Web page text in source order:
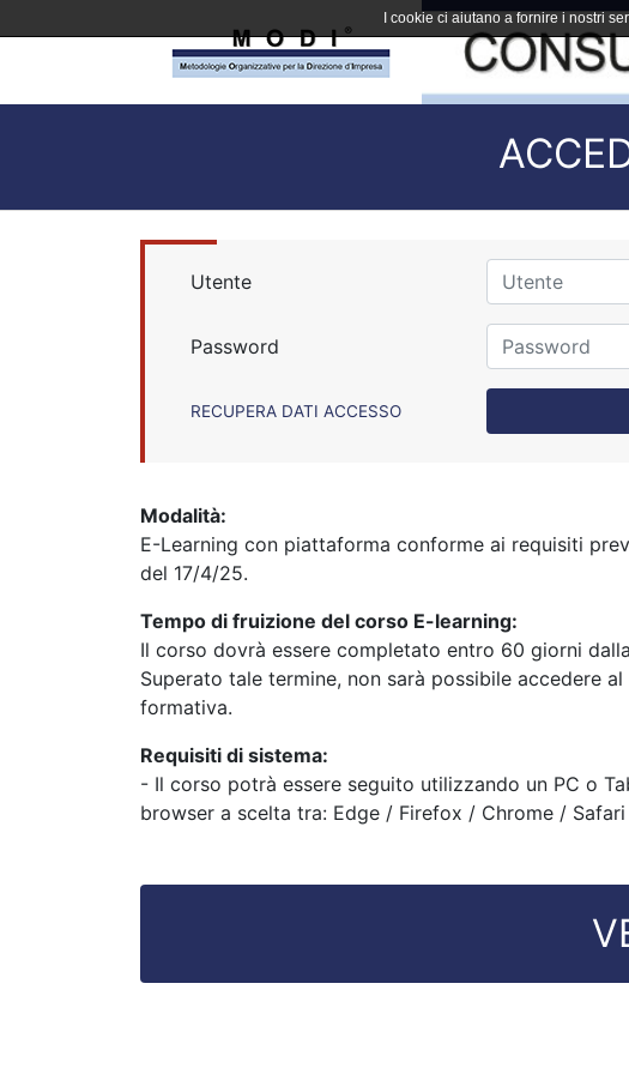
Utente
Password
RECUPERA DATI ACCESSO
Modalità:
E-Learning con piattaforma conforme ai requisiti
del 17/4/25.
Tempo di fruizione del corso E-learning:
Il corso dovrà essere completato entro 60 giorni
Superato tale termine, non sarà possibile accedere
formativa.
Requisiti di sistema:
- Il corso potrà essere seguito utilizzando un PC o
browser a scelta tra: Edge / Firefox / Chrome / Safari
I cookie ci aiutano a fornire i nostri